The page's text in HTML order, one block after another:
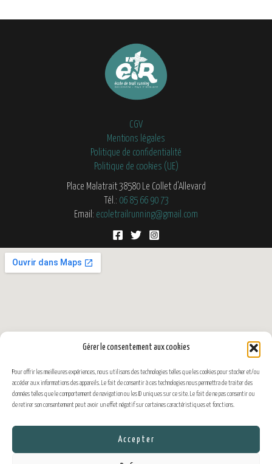
Gérer le consentement aux cookies
Pour offrir les meilleures expériences, nous utilisons des technologies telles que les cookies pour stocker et/ou
accéder aux informations des appareils. Le fait de consentir à ces technologies nous permettra de traiter des
données telles que le comportement de navigation ou les ID uniques sur ce site. Le fait de ne pas consentir ou
de retirer son consentement peut avoir un effet négatif sur certaines caractéristiques et fonctions.
Accepter
CGV
Mentions légales
Politique de confidentialité
Politique de cookies (UE)
Place Malatrait 38580 Le Collet d'Allevard
Tél.: 06 85 66 90 73
Email: ecoletrailrunning@gmail.com